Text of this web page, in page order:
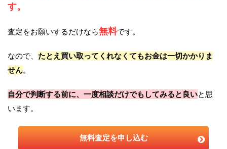
す。
査定をお願いするだけなら無料です。
なので、 たとえ買い取ってくれなくてもお金は一切かかりま
せん。
自分で判断する前に、一度相談だけでもしてみると良いと思
います。
無料査定を申し込む